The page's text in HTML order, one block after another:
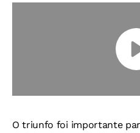
O triunfo foi importante